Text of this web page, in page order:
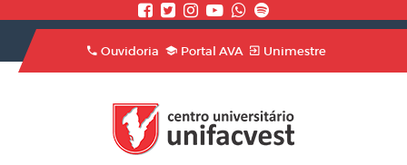
Ouvidoria Portal AVA Unimestre